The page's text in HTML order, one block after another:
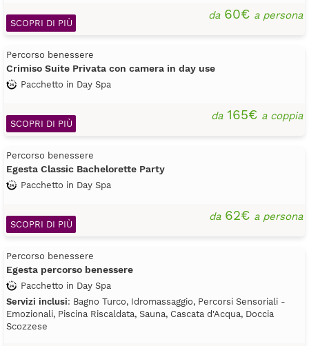
da60€ a persona
SCOPRI DI PIÙ
Percorso benessere
Crimiso Suite Privata con camera in day use
Pacchetto in Day Spa
da165€ a coppia
SCOPRI DI PIÙ
Percorso benessere
Egesta Classic Bachelorette Party
Pacchetto in Day Spa
da62€ a persona
SCOPRI DI PIÙ
Percorso benessere
Egesta percorso benessere
Pacchetto in Day Spa
Servizi inclusi: Bagno Turco, Idromassaggio, Percorsi Sensoriali -
Emozionali, Piscina Riscaldata, Sauna, Cascata d'Acqua, Doccia
Scozzese